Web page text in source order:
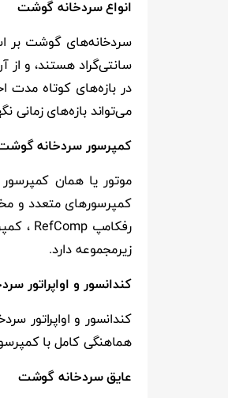
انواع سردخانه گوشت
سردخانه‌های گوشت بر
سانتی‌گراد هستند، و
در بازه‌های کوتاه مدت
می‌تواند بازه‌های زمانی
کمپرسور سردخانه
موتور یا همان
زیرمجموعه دارد.
کندانسور و اواپراتور
کندانسور و اواپراتور
هماهنگی کامل با
عایق سردخانهگوشت